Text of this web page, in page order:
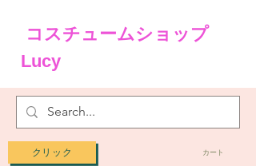
カート
クリック
コスチュームショップ
Lucy